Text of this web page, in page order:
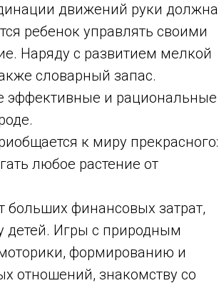
движений руки должна
ребенок управлять своими
Наряду с развитием мелкой
словарный запас.
эффективные и рациональные
к миру прекрасного:
любое растение от
больших финансовых затрат,
детей. Игры с природным
формированию и
отношений, знакомству со